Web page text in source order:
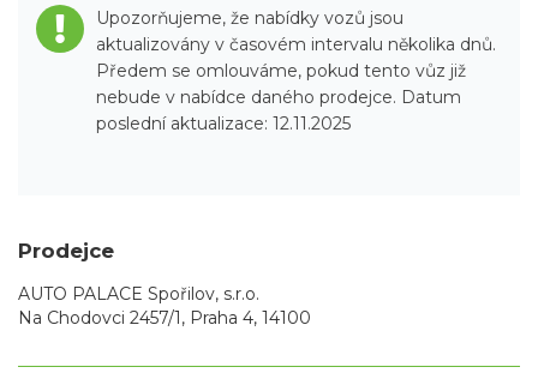
Upozorňujeme, že nabídky vozů jsou
aktualizovány v časovém intervalu několika dnů.
Předem se omlouváme, pokud tento vůz již
nebude v nabídce daného prodejce. Datum
poslední aktualizace: 12.11.2025
Prodejce
AUTO PALACE Spořilov, s.r.o.
Na Chodovci 2457/1, Praha 4, 14100